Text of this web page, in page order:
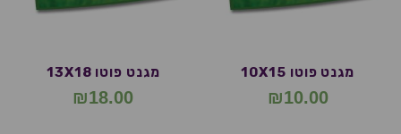
מגנט פוטו 10X15
₪10.00
מגנט פוטו 13X18
₪18.00